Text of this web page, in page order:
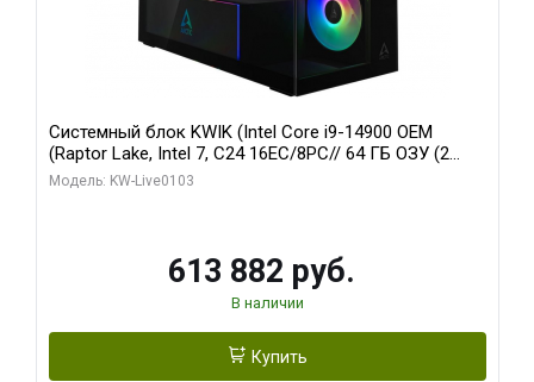
Системный блок KWIK (Intel Core i9-14900 OEM
(Raptor Lake, Intel 7, C24 16EC/8PC// 64 ГБ ОЗУ (2
модуля)/ Afox RTX4090 24GB GDDR6X 384-Bit 3xDP
Модель: KW-Live0103
613 882 руб.
В наличии
Купить